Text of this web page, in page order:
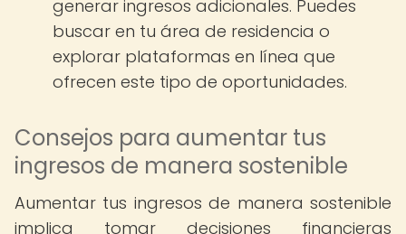
generar ingresos adicionales. Puedes
buscar en tu área de residencia o
explorar plataformas en línea que
ofrecen este tipo de oportunidades.
Consejos para aumentar tus
ingresos de manera sostenible
Aumentar tus ingresos de manera sostenible
implica tomar decisiones financieras